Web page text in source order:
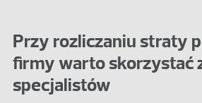
Przy rozliczaniu straty
firmy warto skorzystać
specjalistów